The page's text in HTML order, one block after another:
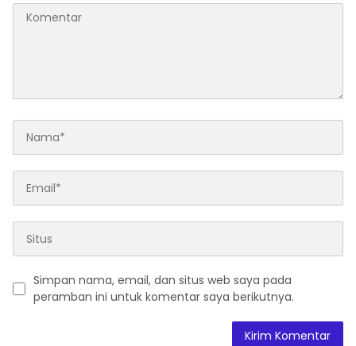
Simpan nama, email, dan situs web saya pada
peramban ini untuk komentar saya berikutnya.